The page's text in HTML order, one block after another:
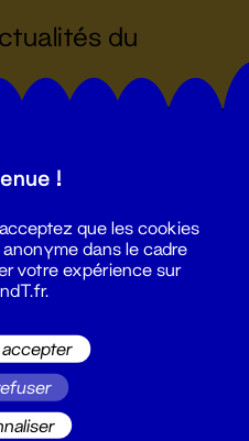
du
!
que les cookies
dans le cadre
votre expérience sur